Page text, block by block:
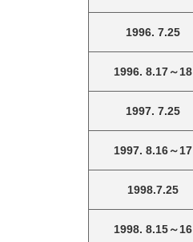
1996. 7.25
1996. 8.17～18
1997. 7.25
1997. 8.16～17
1998.7.25
1998. 8.15～16